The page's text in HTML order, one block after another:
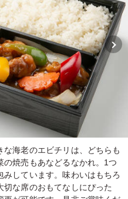
海老のエビチリは、どちらも
の焼売もあなどるなかれ。1つ
しています。味わいはもちろ
な席のおもてなしにぴった